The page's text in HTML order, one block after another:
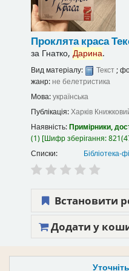
Проклята краса
за Гнатко, Дарина.
Вид матеріалу: Текст;
жанр: не белетристика
Мова:українська
Публікація:Харків
Наявність:Примірники,
(1) Шифр зберігання:
Списки:
Бібліотека-
Встановити
Додати у